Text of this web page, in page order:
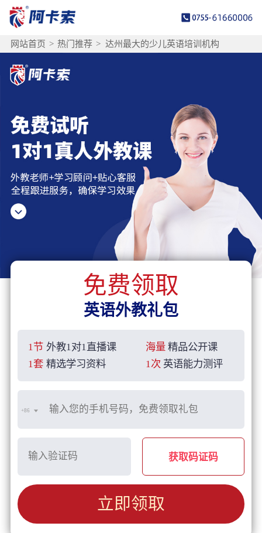
网站首页 > 热门推荐 > 达州最大的少儿英语培训机构
免费领取
英语外教礼包
1节 外教1对1直播课 海量 精品公开课
1套 精选学习资料 1次 英语能力测评
+86
获取码证码
立即领取